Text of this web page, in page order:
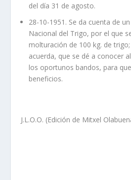
del día 31 de agosto.
28-10-1951. Se da cuenta de
Nacional del Trigo, por el que
molturación de 100 kg. de
acuerda, que se dé a conocer
los oportunos bandos, para
beneficios.
J.L.O.O. (Edición de Mitxel